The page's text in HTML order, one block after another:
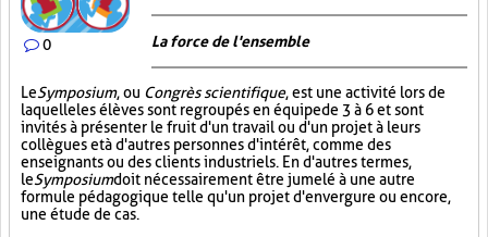
0 La force de l'ensemble
LeSymposium, ou Congrès scientifique, est une activité lors de
laquelle les élèves sont regroupés en équipe de 3 à 6 et sont
invités à présenter le fruit d'un travail ou d'un projet à leurs
collègues et à d'autres personnes d'intérêt, comme des
enseignants ou des clients industriels. En d'autres termes,
leSymposiumdoit nécessairement être jumelé à une autre
formule pédagogique telle qu'un projet d'envergure ou encore,
une étude de cas.